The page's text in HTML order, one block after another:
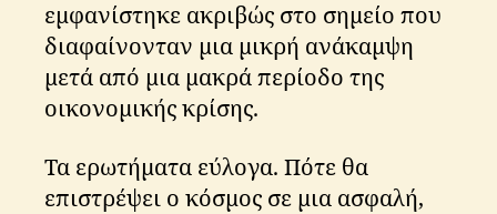
εμφανίστηκε ακριβώς στο σημείο που
διαφαίνονταν μια μικρή ανάκαμψη
μετά από μια μακρά περίοδο της
οικονομικής κρίσης.
Τα ερωτήματα εύλογα. Πότε θα
επιστρέψει ο κόσμος σε μια ασφαλή,